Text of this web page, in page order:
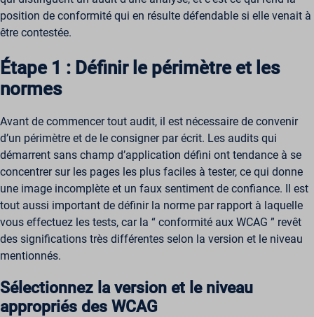
position de conformité qui en résulte défendable si elle venait à
être contestée.
Étape 1 : Définir le périmètre et les
normes
Avant de commencer tout audit, il est nécessaire de convenir
d’un périmètre et de le consigner par écrit. Les audits qui
démarrent sans champ d’application défini ont tendance à se
concentrer sur les pages les plus faciles à tester, ce qui donne
une image incomplète et un faux sentiment de confiance. Il est
tout aussi important de définir la norme par rapport à laquelle
vous effectuez les tests, car la “ conformité aux WCAG ” revêt
des significations très différentes selon la version et le niveau
mentionnés.
Sélectionnez la version et le niveau
appropriés des WCAG